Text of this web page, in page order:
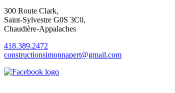
300 Route Clark,
Saint-Sylvestre G0S 3C0,
Chaudière-Appalaches
418.389.2472
constructionsimonnapert@gmail.com